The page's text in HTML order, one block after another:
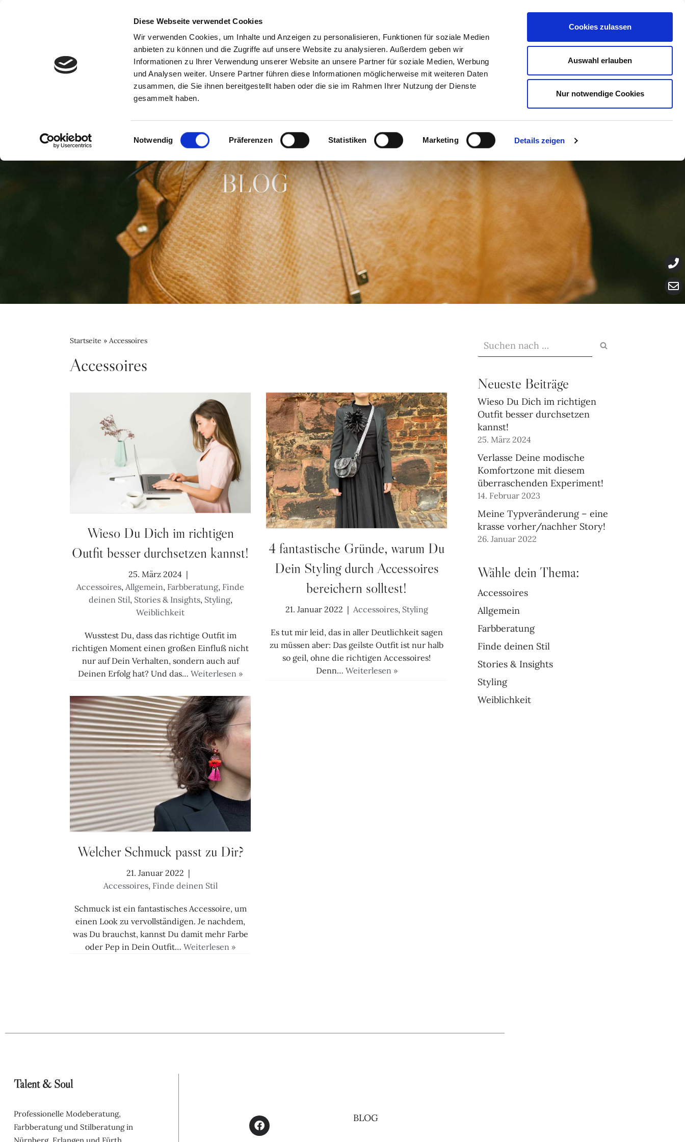
Diese Webseite verwendet Cookies
Wir verwenden Cookies, um Inhalte und Anzeigen zu personalisieren, Funktionen für soziale Medien
anbieten zu können und die Zugriffe auf unsere Website zu analysieren. Außerdem geben wir
Informationen zu Ihrer Verwendung unserer Website an unsere Partner für soziale Medien, Werbung
und Analysen weiter. Unsere Partner führen diese Informationen möglicherweise mit weiteren Daten
zusammen, die Sie ihnen bereitgestellt haben oder die sie im Rahmen Ihrer Nutzung der Dienste
gesammelt haben.
Einwilligungsauswahl
Notwendig Präferenzen Statistiken Marketing Details zeigen
Cookies zulassen
Auswahl erlauben
Nur notwendige Cookies
Dein Style Coach Stilberatung
BLOG
Startseite » Accessoires
Accessoires
Wieso Du Dich im richtigen
Outfit besser durchsetzen kannst!
25. März 2024
Accessoires, Allgemein, Farbberatung, Finde
deinen Stil, Stories & Insights, Styling,
Weiblichkeit
Wusstest Du, dass das richtige Outfit im
richtigen Moment einen großen Einfluß nicht
nur auf Dein Verhalten, sondern auch auf
Deinen Erfolg hat? Und das… Weiterlesen »
4 fantastische Gründe, warum Du
Dein Styling durch Accessoires
bereichern solltest!
21. Januar 2022 Accessoires, Styling
Es tut mir leid, das in aller Deutlichkeit sagen
zu müssen aber: Das geilste Outfit ist nur halb
so geil, ohne die richtigen Accessoires!
Denn… Weiterlesen »
Welcher Schmuck passt zu Dir?
21. Januar 2022
Accessoires, Finde deinen Stil
Schmuck ist ein fantastisches Accessoire, um
einen Look zu vervollständigen. Je nachdem,
was Du brauchst, kannst Du damit mehr Farbe
oder Pep in Dein Outfit… Weiterlesen »
Neueste Beiträge
Wieso Du Dich im richtigen
Outfit besser durchsetzen
kannst!
25. März 2024
Verlasse Deine modische
Komfortzone mit diesem
überraschenden Experiment!
14. Februar 2023
Meine Typveränderung – eine
krasse vorher/nachher Story!
26. Januar 2022
Wähle dein Thema:
Accessoires
Allgemein
Farbberatung
Finde deinen Stil
Stories & Insights
Styling
Weiblichkeit
Talent & Soul
Professionelle Modeberatung,
Farbberatung und Stilberatung in
BLOG